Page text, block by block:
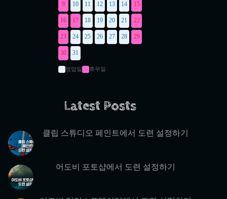
9 10 11 12 13 14 15
16 17 18 19 20 21 22
23 24 25 26 27 28 29
30 31
영업일 휴무일
Latest Posts
클립 스튜디오 페인트에서 도련 설정하기
어도비 포토샵에서 도련 설정하기